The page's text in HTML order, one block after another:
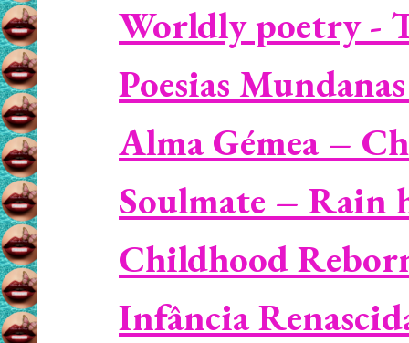
Worldly poetry -
Poesias
Alma Gémea –
Soulmate – Rain
Childhood
Infância